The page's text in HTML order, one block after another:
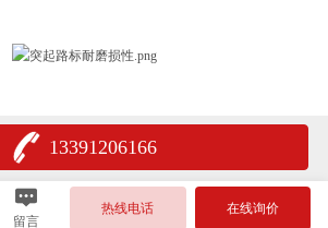
13391206166
留言
热线电话 在线询价